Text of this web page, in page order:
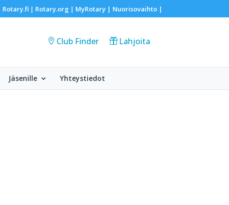
Rotary.fi| Rotary.org | MyRotary | Nuorisovaihto|
Club Finder Lahjoita
Jäsenille Yhteystiedot